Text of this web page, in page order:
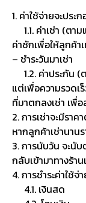
1. ค่าใช้จ่ายจะปร
1.1. ค่าเช่า (ตาม
ค่าซักเพื่อให้ลูกค้า
– ชำระวันมาเช่า
1.2. ค่าประกัน (
แต่เพื่อความรวดเ
ที่มาตกลงเช่า เพื่
2. การเช่าจะมีรา
หากลูกค้าเช่านาน
3. การนับวัน จะนั
กลับเข้ามาทางร้า
4. การชำระค่าใช้จ่
4.1. เงินสด